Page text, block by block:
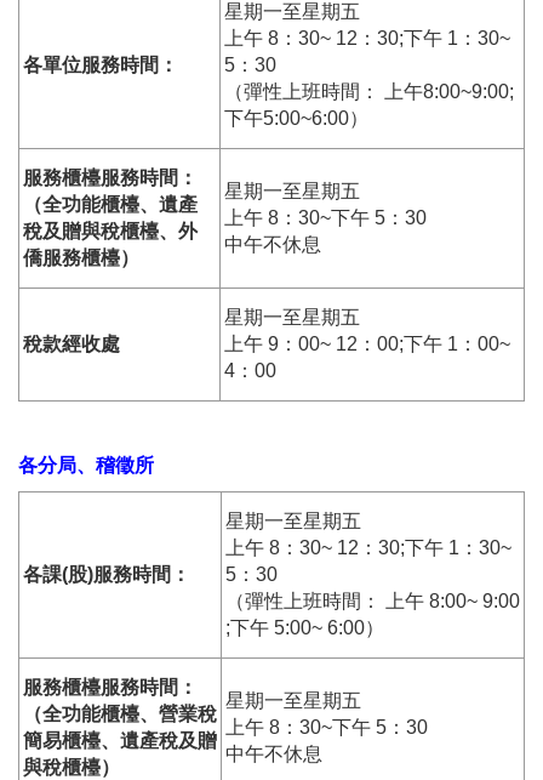
各單位服務時間：
星期一至星期五
上午 8：30~ 12：30;下午 1：30~
5：30
（彈性上班時間： 上午8:00~9:00;
下午5:00~6:00）
服務櫃檯服務時間：
（全功能櫃檯、遺產
稅及贈與稅櫃檯、外
僑服務櫃檯）
星期一至星期五
上午 8：30~下午 5：30
中午不休息
稅款經收處
星期一至星期五
上午 9：00~ 12：00;下午 1：00~
4：00
各分局、稽徵所
各課(股)服務時間：
星期一至星期五
上午 8：30~ 12：30;下午 1：30~
5：30
（彈性上班時間： 上午 8:00~ 9:00
;下午 5:00~ 6:00）
服務櫃檯服務時間：
（全功能櫃檯、營業稅
簡易櫃檯、遺產稅及贈
與稅櫃檯）
星期一至星期五
上午 8：30~下午 5：30
中午不休息